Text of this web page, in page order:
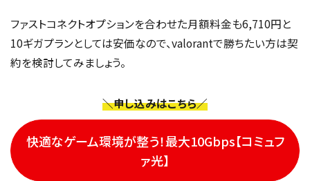
ファストコネクトオプションを合わせた月額料金も6,710円と
10ギガプランとしては安価なので、valorantで勝ちたい方は契
約を検討してみましょう。
＼申し込みはこちら／
快適なゲーム環境が整う！最大10Gbps【コミュフ
ァ光】